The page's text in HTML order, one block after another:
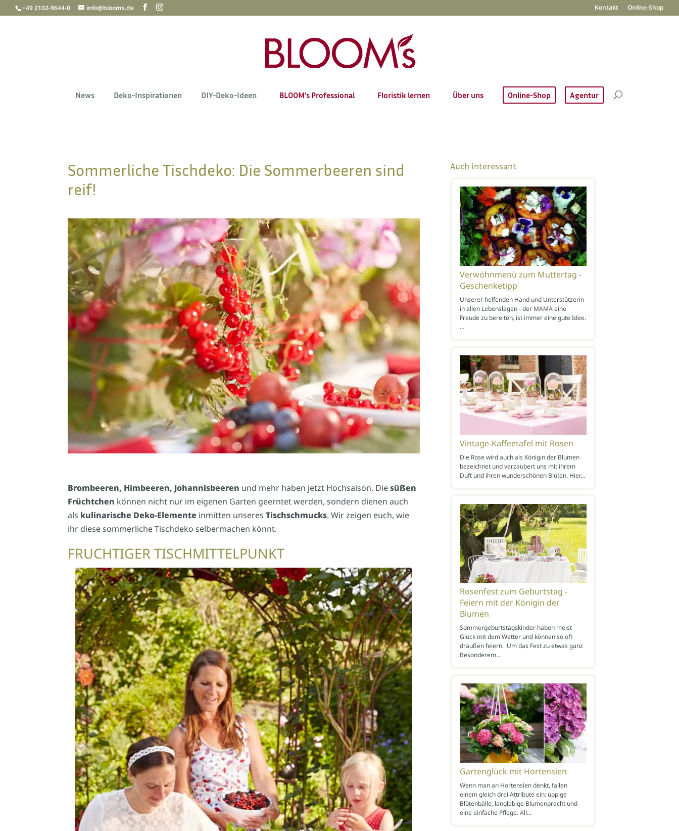
+49 2102-9644-0 info@blooms.de Kontakt Online-Shop
News Deko-Inspirationen DIY-Deko-Ideen BLOOM’s Professional Floristik lernen Über uns Online-Shop Agentur
Sommerliche Tischdeko: Die Sommerbeeren sind
reif!
Brombeeren, Himbeeren, Johannisbeeren und mehr haben jetzt Hochsaison. Diesüßen
Früchtchen können nicht nur im eigenen Garten geerntet werden, sondern dienen auch
als kulinarische Deko-Elemente inmitten unseres Tischschmucks. Wir zeigen euch, wie
ihr diese sommerliche Tischdeko selbermachen könnt.
FRUCHTIGER TISCHMITTELPUNKT
Auch interessant:
Verwöhnmenü zum Muttertag -
Geschenketipp
Unserer helfenden Hand und Unterstützerin
in allen Lebenslagen - der MAMA eine
Freude zu bereiten, ist immer eine gute Idee.
…
Vintage-Kaffeetafel mit Rosen
Die Rose wird auch als Königin der Blumen
bezeichnet und verzaubert uns mit ihrem
Duft und ihren wunderschönen Blüten. Hier…
Rosenfest zum Geburtstag -
Feiern mit der Königin der
Blumen
Sommergeburtstagskinder haben meist
Glück mit dem Wetter und können so oft
draußen feiern. Um das Fest zu etwas ganz
Besonderem…
Gartenglück mit Hortensien
Wenn man an Hortensien denkt, fallen
einem gleich drei Attribute ein: üppige
Blütenbälle, langlebige Blumenpracht und
eine einfache Pflege. All…